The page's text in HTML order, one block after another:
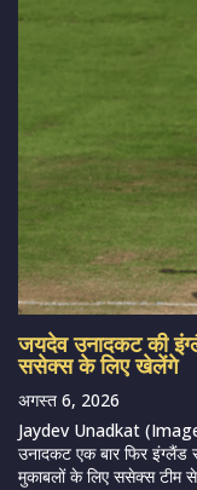
जयदेव उनादकट की
ससेक्स के लिए खेलेंगे
अगस्त 6, 2026
Jaydev Unadkat
उनादकट एक बार फिर इंग्लैंड
मुकाबलों के लिए ससेक्स टीम